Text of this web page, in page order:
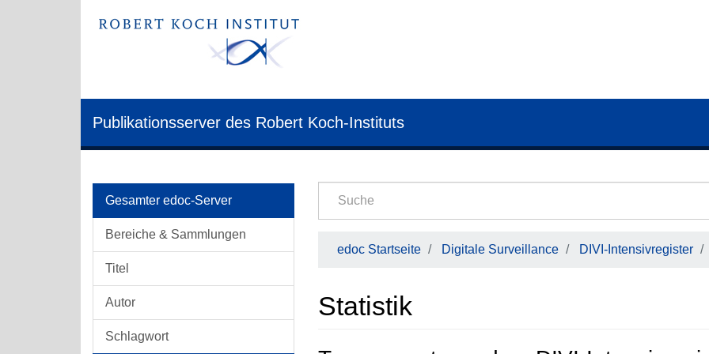
Publikationsserver des Robert Koch-Instituts
Gesamter edoc-Server
Bereiche & Sammlungen
Titel
Autor
Schlagwort
edoc Startseite Digitale Surveillance DIVI-Intensivregister
Statistik